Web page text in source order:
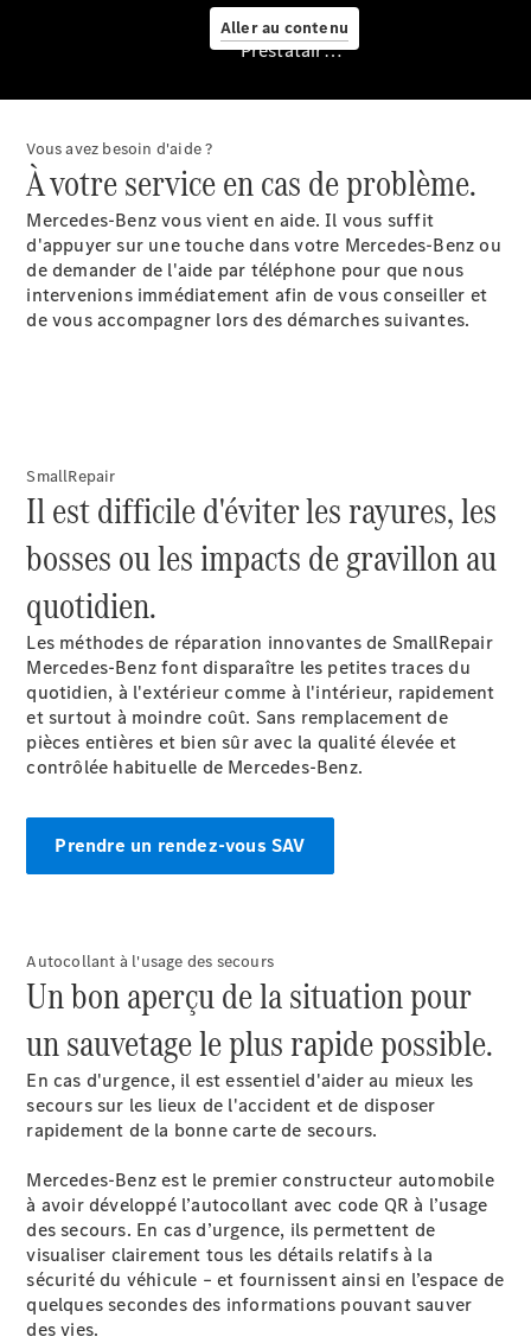
Aller au contenu
Prendre
rendez-
vous à
l'atelier
Mobile
Service
Assistance
en cas de
panne ou
d'accident
Maintenance,
réparation et
garantie
Maintenance
Réparation
Service &
garanties
Rappel de
véhicules
(VRS)
rechange
Accessories
Prestataire / Protection des données
Vous avez besoin d'aide ?
À votre service en cas de problème.
Mercedes-Benz vous vient en aide. Il vous suffit
d'appuyer sur une touche dans votre Mercedes-Benz ou
de demander de l'aide par téléphone pour que nous
intervenions immédiatement afin de vous conseiller et
de vous accompagner lors des démarches suivantes.
SmallRepair
Il est difficile d'éviter les rayures, les
bosses ou les impacts de gravillon au
quotidien.
Les méthodes de réparation innovantes de SmallRepair
Mercedes-Benz font disparaître les petites traces du
quotidien, à l'extérieur comme à l'intérieur, rapidement
et surtout à moindre coût. Sans remplacement de
pièces entières et bien sûr avec la qualité élevée et
contrôlée habituelle de Mercedes-Benz.
Prendre un rendez-vous SAV
Autocollant à l'usage des secours
Un bon aperçu de la situation pour
un sauvetage le plus rapide possible.
En cas d'urgence, il est essentiel d'aider au mieux les
secours sur les lieux de l'accident et de disposer
rapidement de la bonne carte de secours.
Mercedes-Benz est le premier constructeur automobile
à avoir développé l’autocollant avec code QR à l’usage
des secours. En cas d’urgence, ils permettent de
visualiser clairement tous les détails relatifs à la
sécurité du véhicule – et fournissent ainsi en l’espace de
quelques secondes des informations pouvant sauver
des vies.